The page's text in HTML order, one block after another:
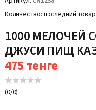
Количество последний товар
1000
ДЖУСИ ПИЩ
475тенге
(0/0)